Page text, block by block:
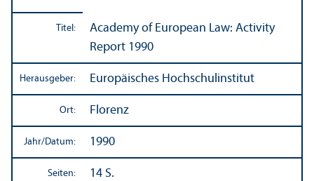
Titel:
Academy of European Law: Activity
Report 1990
Herausgeber: Europäisches Hochschul­institut
Ort: Florenz
Jahr/Datum: 1990
Seiten: 14 S.